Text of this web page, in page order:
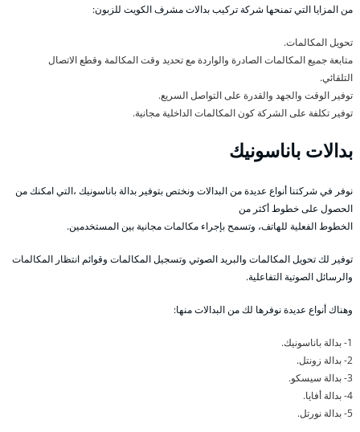
من المزايا التي تمنحها شركة تركيب بدالات مشرف الكويت للزبون:
تحويل المكالمات.
متابعة جميع المكالمات الصادرة والواردة مع تحديد وقت المكالمة وقطع الاتصال
التلقائي.
توفير الوقت والجهد والقدرة على التواصل السريع.
توفير تكلفة على الشركة كون المكالمات الداخلية مجانية.
بدالات باناسونيك
نوفر في شركتنا أنواع عديدة من البدالات ونختص بتوفير بدالة باناسونيك ،التي امكنك من
الحصول على خطوط أكثر من
الخطوط الفعلية للهاتف، وتسمح بإجراء مكالمات مجانية بين المستخدمين.
توفير لك تحويل المكالمات والبريد الصوتي وتسجيل المكالمات وقوائم انتظار المكالمات
والرسائل الصوتية التفاعلية.
وهناك أنواع عديدة نوفرها لك من البدالات منها:
1- بدالة باناسونيك.
2- بدالة زونتل.
3- بدالة سيسكو.
4- بدالة أفايا.
5- بدالة نورتل.